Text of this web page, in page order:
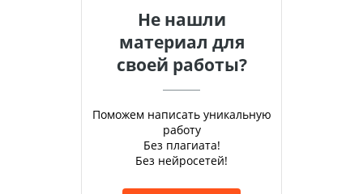
Не нашли
материал для
своей работы?
Поможем написать уникальную
работу
Без плагиата!
Без нейросетей!